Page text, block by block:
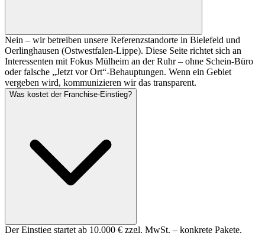
Nein – wir betreiben unsere Referenzstandorte in Bielefeld und
Oerlinghausen (Ostwestfalen-Lippe). Diese Seite richtet sich an
Interessenten mit Fokus Mülheim an der Ruhr – ohne Schein-Büro
oder falsche „Jetzt vor Ort“-Behauptungen. Wenn ein Gebiet
vergeben wird, kommunizieren wir das transparent.
Was kostet der Franchise-Einstieg?
Der Einstieg startet ab 10.000 € zzgl. MwSt. – konkrete Pakete,